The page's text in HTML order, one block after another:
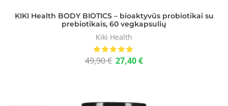
KIKI Health BODY BIOTICS – bioaktyvūs probiotikai su
prebiotikais, 60 vegkapsulių
Kiki Health
49,90€ 27,40€